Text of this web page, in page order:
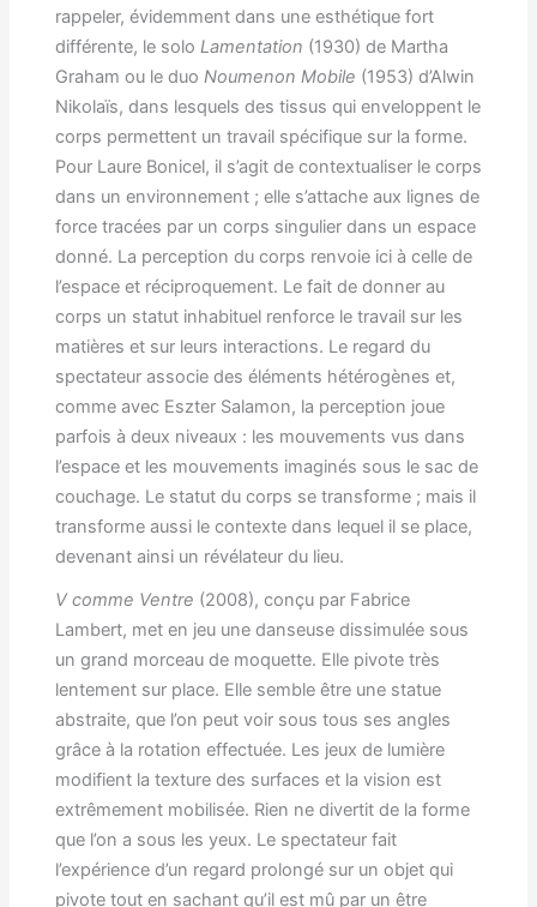
rappeler, évidemment dans une esthétique fort
différente, le solo Lamentation (1930) de Martha
Graham ou le duo Noumenon Mobile (1953) d’Alwin
Nikolaïs, dans lesquels des tissus qui enveloppent le
corps permettent un travail spécifique sur la forme.
Pour Laure Bonicel, il s’agit de contextualiser le corps
dans un environnement ; elle s’attache aux lignes de
force tracées par un corps singulier dans un espace
donné. La perception du corps renvoie ici à celle de
l’espace et réciproquement. Le fait de donner au
corps un statut inhabituel renforce le travail sur les
matières et sur leurs interactions. Le regard du
spectateur associe des éléments hétérogènes et,
comme avec Eszter Salamon, la perception joue
parfois à deux niveaux : les mouvements vus dans
l’espace et les mouvements imaginés sous le sac de
couchage. Le statut du corps se transforme ; mais il
transforme aussi le contexte dans lequel il se place,
devenant ainsi un révélateur du lieu.
V comme Ventre (2008), conçu par Fabrice
Lambert, met en jeu une danseuse dissimulée sous
un grand morceau de moquette. Elle pivote très
lentement sur place. Elle semble être une statue
abstraite, que l’on peut voir sous tous ses angles
grâce à la rotation effectuée. Les jeux de lumière
modifient la texture des surfaces et la vision est
extrêmement mobilisée. Rien ne divertit de la forme
que l’on a sous les yeux. Le spectateur fait
l’expérience d’un regard prolongé sur un objet qui
pivote tout en sachant qu’il est mû par un être